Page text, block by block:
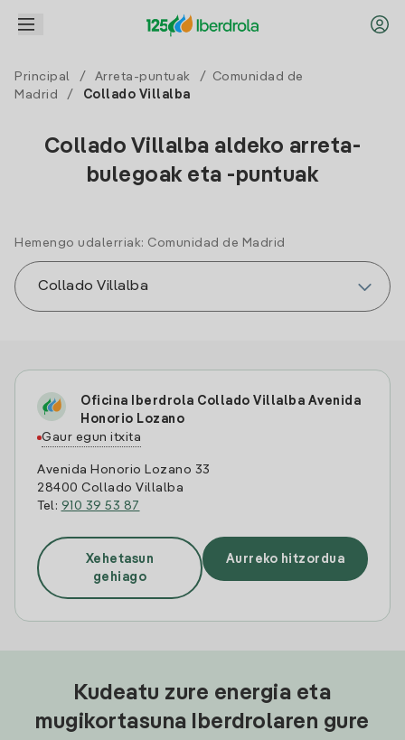
Principal / Arreta-puntuak /
Comunidad de
Madrid
/ Collado Villalba
Collado Villalba aldeko arreta-
bulegoak eta -puntuak
Hemengo udalerriak: Comunidad de Madrid
Oficina Iberdrola Collado Villalba Avenida
Honorio Lozano
Gaur egun itxita
Avenida Honorio Lozano 33
28400 Collado Villalba
Tel: 910 39 53 87
Xehetasun
gehiago
Aurreko hitzordua
Kudeatu zure energia eta
mugikortasuna Iberdrolaren gure